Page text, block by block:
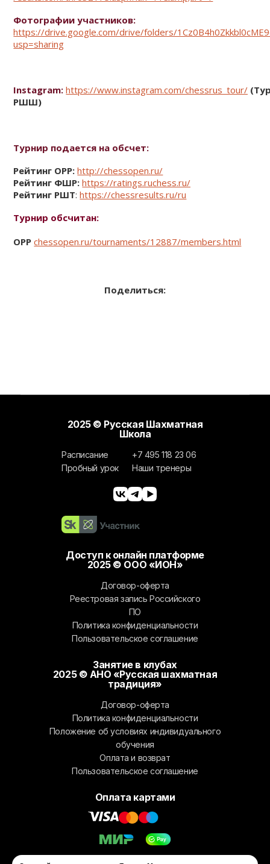
Фотографии участников:
https://drive.google.com/drive/folders/
usp=sharing
Instagram:https://www.instagram.com/chessrus_tour/
РШШ)
Турнир подается на обсчет:
Рейтинг ОРР: http://chessopen.ru/
Рейтинг ФШР: https://ratings.ruchess.ru/
Рейтинг РШТ: https://chessresults.ru/ru
Турнир обсчитан:
ОРР chessopen.ru/tournaments/12887/members.html
Поделиться:
2025 © Русская Шахматная
Школа
+7 495 118 23 06
Наши тренеры
Расписание
Пробный урок
Доступ к онлайн платформе
2025 © ООО «ИОН»
Договор-оферта
Реестровая запись Российского
ПО
Политика конфиденциальности
Пользовательское соглашение
Занятие в клубах
2025 © АНО «Русская шахматная
традиция»
Договор-оферта
Политика конфиденциальности
Положение об условиях индивидуального
обучения
Оплата и возврат
Пользовательское соглашение
Оплата картами